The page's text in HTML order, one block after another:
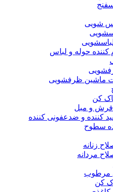
شویی
کننده حوله و لباس
ماشین ظرفشویی
کن
فرش و مبل
کننده و ضدعفونی کننده
سطوح
زنانه
مردانه
مرطوب
کن